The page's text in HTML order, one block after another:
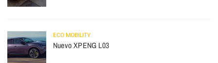
ECO MOBILITY
Nuevo XPENG L03